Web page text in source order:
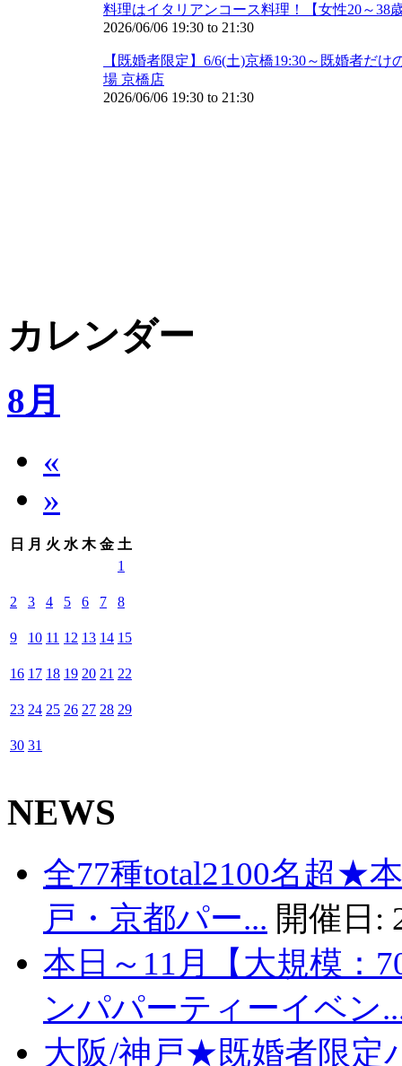
料理はイタリアンコース料理！【女性20～38
2026/06/06 19:30 to 21:30
【既婚者限定】6/6(土)京橋19:30～既婚者だ
場 京橋店
2026/06/06 19:30 to 21:30
カレンダー
8月
«
»
日 月 火 水 木 金 土
1
2 3 4 5 6 7 8
9 10 11 12 13 14 15
16 17 18 19 20 21 22
23 24 25 26 27 28 29
30 31
NEWS
全77種total2100名超★
戸・京都パー... 開催日:
本日～11月【大規模：
ンパパーティーイベン
大阪/神戸★既婚者限定